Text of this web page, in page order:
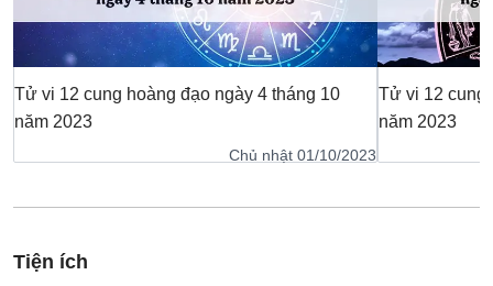
Tử vi 12 cung hoàng đạo ngày 4 tháng 10
năm 2023
Chủ nhật 01/10/2023
Tử vi 12 cung
năm 2023
Tiện ích